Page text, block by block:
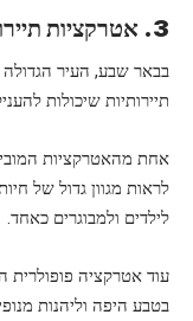
3. אטרקציות תיירותיות בבאר שבע
בבאר שבע, העיר
תיירותיות שיכולות
אחת מהאטרקציות
לראות מגוון גדול של
לילדים ולמבוגרים כאחד.
עוד אטרקציה פופולרית
בטבע היפה וליהנות